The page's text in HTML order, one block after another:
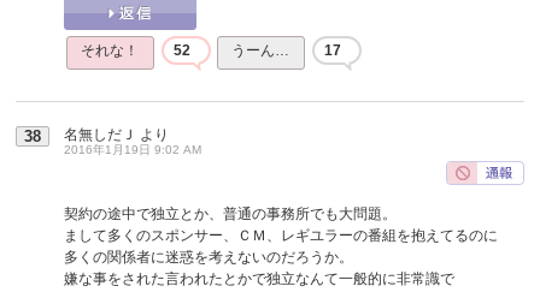
それな！ 52 うーん… 17
38 名無しだＪ より
2016年1月19日 9:02 AM
契約の途中で独立とか、普通の事務所でも大問題。
まして多くのスポンサー、ＣＭ、レギユラーの番組を抱えてるのに
多くの関係者に迷惑を考えないのだろうか。
嫌な事をされた言われたとかで独立なんて一般的に非常識で